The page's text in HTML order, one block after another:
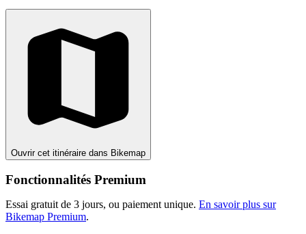
Ouvrir cet itinéraire dans Bikemap
Fonctionnalités Premium
Essai gratuit de 3 jours, ou paiement unique. En savoir plus sur
Bikemap Premium.